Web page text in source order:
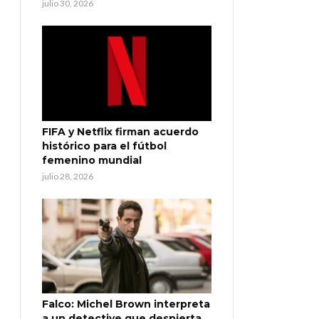
julio 30, 2026
FIFA y Netflix firman acuerdo
histórico para el fútbol
femenino mundial
julio 28, 2026
Falco: Michel Brown interpreta